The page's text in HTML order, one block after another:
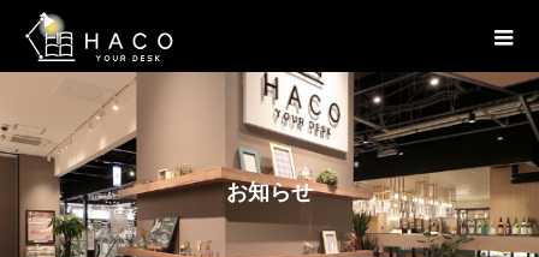
お知らせ